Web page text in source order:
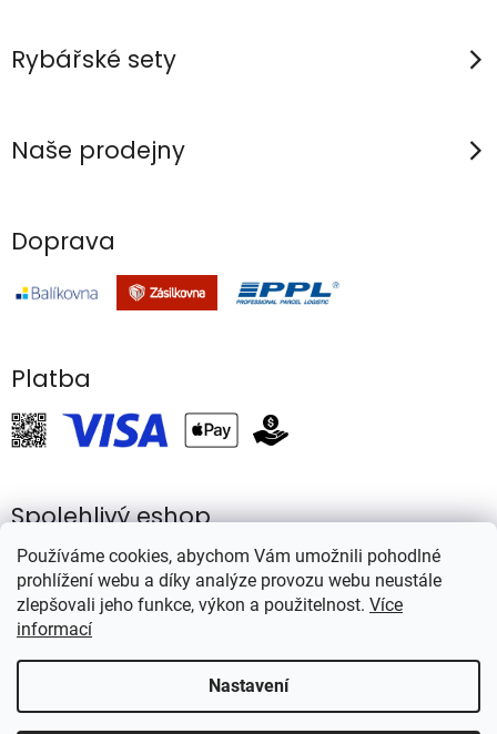
Používáme cookies, abychom Vám umožnili pohodlné
prohlížení webu a díky analýze provozu webu neustále
zlepšovali jeho funkce, výkon a použitelnost. Více
informací
Nastavení
Rybářské sety
Naše prodejny
Doprava
Platba
Spolehlivý eshop
Vytvořil Shoptet